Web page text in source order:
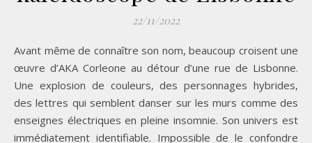
22/11/2022
Avant même de connaître son nom, beaucoup croisent une
œuvre d’AKA Corleone au détour d’une rue de Lisbonne.
Une explosion de couleurs, des personnages hybrides,
des lettres qui semblent danser sur les murs comme des
enseignes électriques en pleine insomnie. Son univers est
immédiatement identifiable. Impossible de le confondre